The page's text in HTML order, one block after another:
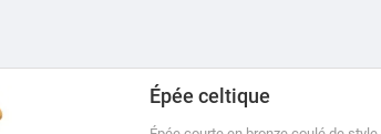
Épée celtique